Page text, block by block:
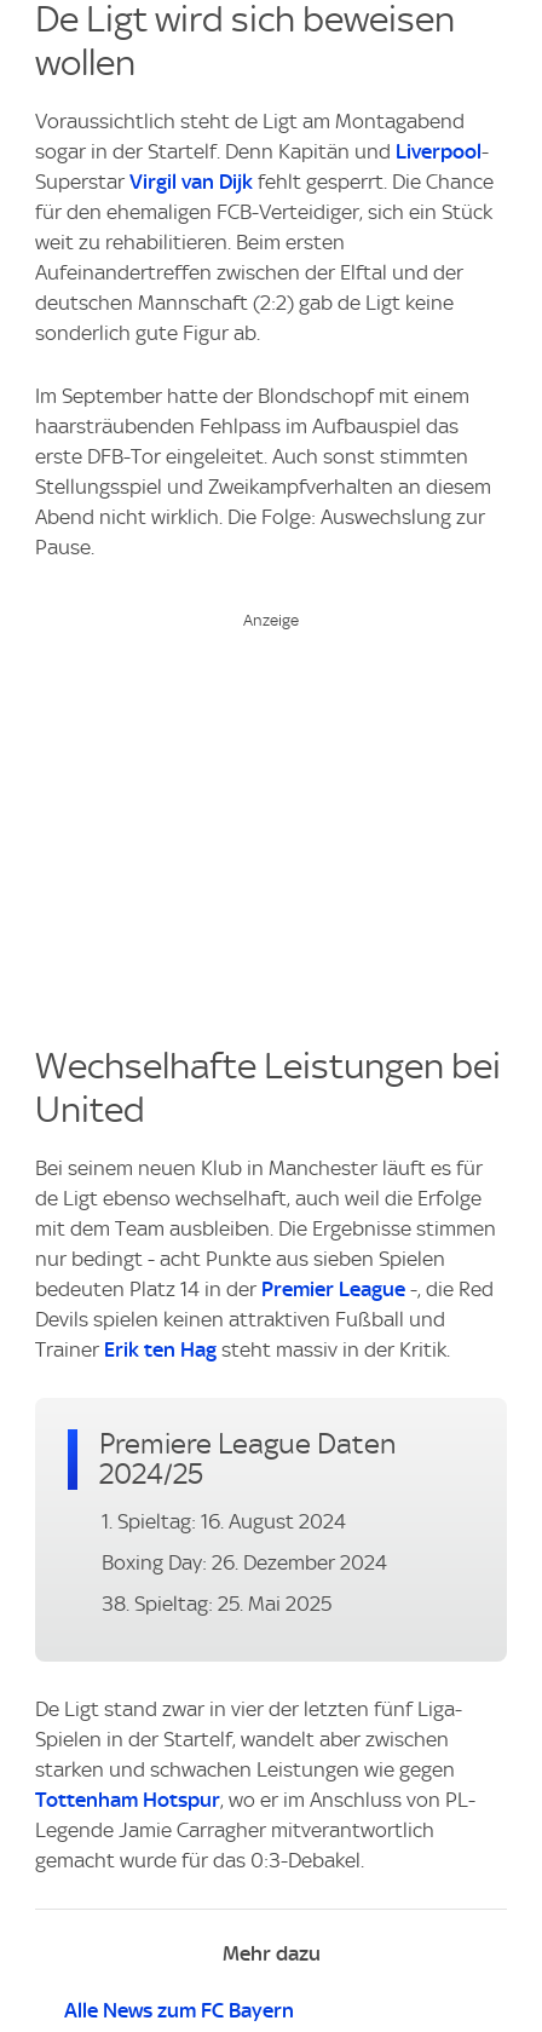
De Ligt wird sich beweisen
wollen
Voraussichtlich steht de Ligt am Montagabend
sogar in der Startelf. Denn Kapitän und Liverpool-
Superstar Virgil van Dijk fehlt gesperrt. Die Chance
für den ehemaligen FCB-Verteidiger, sich ein Stück
weit zu rehabilitieren. Beim ersten
Aufeinandertreffen zwischen der Elftal und der
deutschen Mannschaft (2:2) gab de Ligt keine
sonderlich gute Figur ab.
Im September hatte der Blondschopf mit einem
haarsträubenden Fehlpass im Aufbauspiel das
erste DFB-Tor eingeleitet. Auch sonst stimmten
Stellungsspiel und Zweikampfverhalten an diesem
Abend nicht wirklich. Die Folge: Auswechslung zur
Pause.
Wechselhafte Leistungen bei
United
Bei seinem neuen Klub in Manchester läuft es für
de Ligt ebenso wechselhaft, auch weil die Erfolge
mit dem Team ausbleiben. Die Ergebnisse stimmen
nur bedingt - acht Punkte aus sieben Spielen
bedeuten Platz 14 in der Premier League -, die Red
Devils spielen keinen attraktiven Fußball und
Trainer Erik ten Hag steht massiv in der Kritik.
Premiere League Daten
2024/25
1. Spieltag: 16. August 2024
Boxing Day: 26. Dezember 2024
38. Spieltag: 25. Mai 2025
De Ligt stand zwar in vier der letzten fünf Liga-
Spielen in der Startelf, wandelt aber zwischen
starken und schwachen Leistungen wie gegen
Tottenham Hotspur, wo er im Anschluss von PL-
Legende Jamie Carragher mitverantwortlich
gemacht wurde für das 0:3-Debakel.
Mehr dazu
Alle News zum FC Bayern